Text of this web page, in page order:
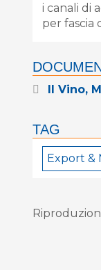
i canali di
per fascia
Il Vino,
TAG
Export &